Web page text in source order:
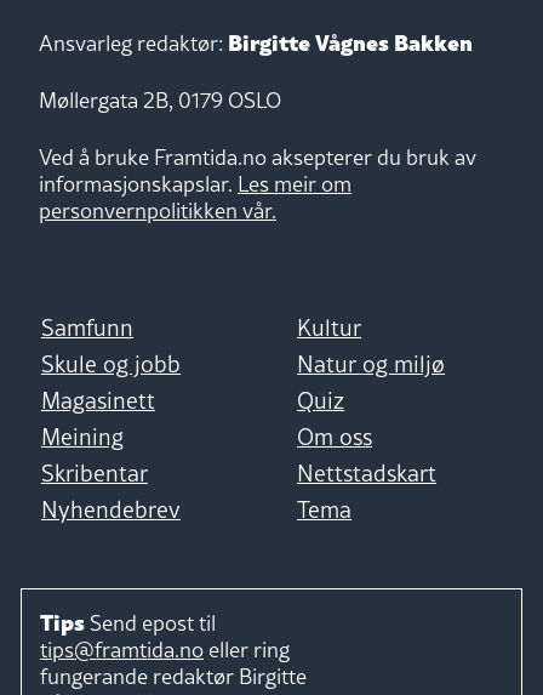
Ansvarleg redaktør: Birgitte Vågnes Bakken
Møllergata 2B, 0179 OSLO
Ved å bruke Framtida.no aksepterer du bruk av
informasjonskapslar. Les meir om
personvernpolitikken vår.
Samfunn
Kultur
Skule og jobb
Natur og miljø
Magasinett
Quiz
Meining
Om oss
Skribentar
Nettstadskart
Nyhendebrev
Tema
Tips Send epost til
tips@framtida.no eller ring
fungerande redaktør Birgitte